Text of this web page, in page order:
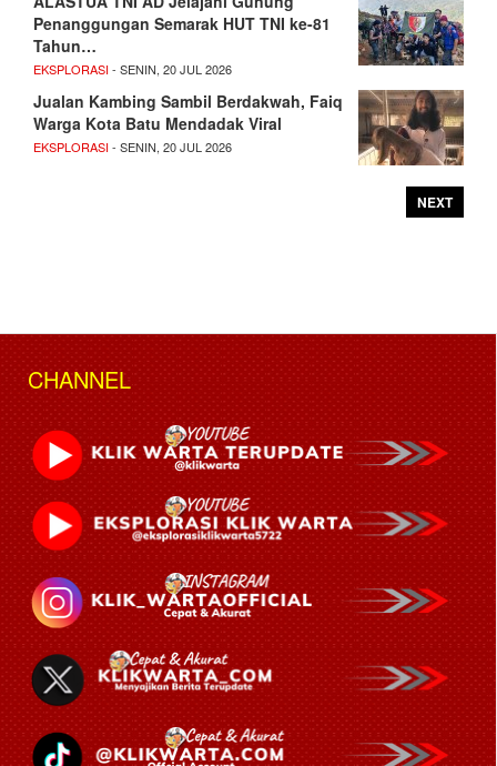
Penanggungan Semarak HUT TNI ke-81
Tahun…
EKSPLORASI- SENIN, 20 JUL 2026
Jualan Kambing Sambil Berdakwah, Faiq
Warga Kota Batu Mendadak Viral
EKSPLORASI- SENIN, 20 JUL 2026
NEXT
CHANNEL